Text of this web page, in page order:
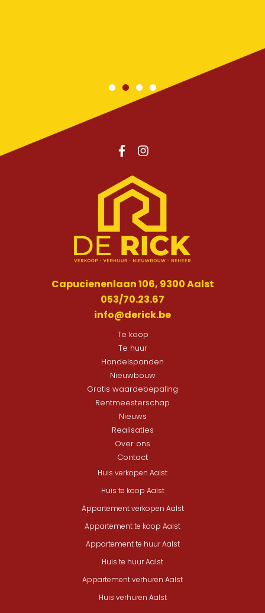
Capucienenlaan 106, 9300 Aalst
053/70.23.67
info@derick.be
Te koop
Te huur
Handelspanden
Nieuwbouw
Gratis waardebepaling
Rentmeesterschap
Nieuws
Realisaties
Over ons
Contact
Huis verkopen Aalst
Huis te koop Aalst
Appartement verkopen Aalst
Appartement te koop Aalst
Appartement te huur Aalst
Huis te huur Aalst
Appartement verhuren Aalst
Huis verhuren Aalst